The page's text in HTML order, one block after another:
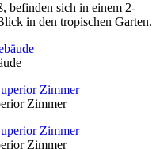
befinden sich in einem 2-
in den tropischen Garten.
Zimmer
Zimmer